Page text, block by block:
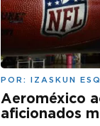
POR: IZASKUN
Aeroméxico
aficionados